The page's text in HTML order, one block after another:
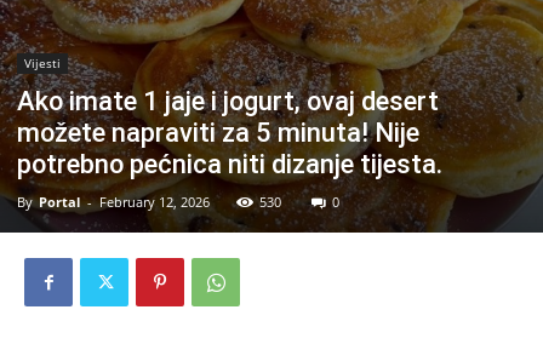
Vijesti
Ako imate 1 jaje i jogurt, ovaj desert
možete napraviti za 5 minuta! Nije
potrebno pećnica niti dizanje tijesta.
By Portal - February 12, 2026 530 0